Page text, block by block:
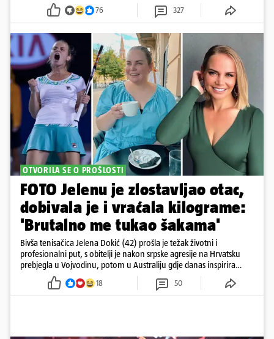
76 327
OTVORILA SE O PROŠLOSTI
FOTO Jelenu je zlostavljao otac,
dobivala je i vraćala kilograme:
'Brutalno me tukao šakama'
Bivša tenisačica Jelena Dokić (42) prošla je težak životni i
profesionalni put, s obitelji je nakon srpske agresije na Hrvatsku
prebjegla u Vojvodinu, potom u Australiju gdje danas inspirira
18 50